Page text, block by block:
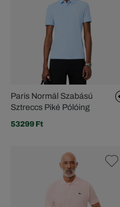
Paris Normál Szabású
Sztreccs Piké Pólóing
53299 Ft